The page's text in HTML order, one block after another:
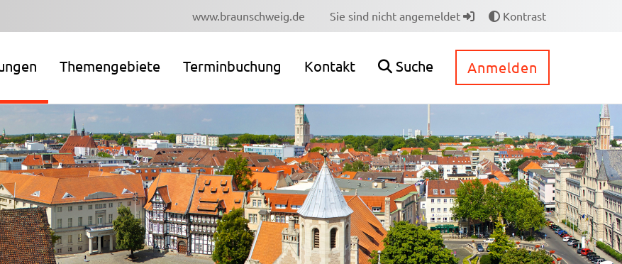
www.braunschweig.de Sie sind nicht angemeldet Kontrast
Themengebiete Terminbuchung Kontakt Suche Anmelden